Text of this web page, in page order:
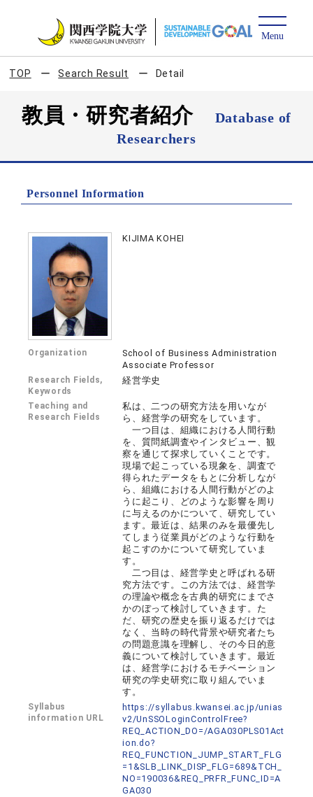
TOP Search Result Detail
教員・研究者紹介
Database of
Researchers
Personnel Information
KIJIMA KOHEI
Organization
School of Business Administration
Associate Professor
Research Fields,
Keywords
経営学史
Teaching and
Research Fields
私は、二つの研究方法を用いなが
ら、経営学の研究をしています。
一つ目は、組織における人間行動
を、質問紙調査やインタビュー、観
察を通じて探求していくことです。
現場で起こっている現象を、調査で
得られたデータをもとに分析しなが
ら、組織における人間行動がどのよ
うに起こり、どのような影響を周り
に与えるのかについて、研究してい
ます。最近は、結果のみを最優先し
てしまう従業員がどのような行動を
起こすのかについて研究していま
す。
二つ目は、経営学史と呼ばれる研
究方法です。この方法では、経営学
の理論や概念を古典的研究にまでさ
かのぼって検討していきます。た
だ、研究の歴史を振り返るだけでは
なく、当時の時代背景や研究者たち
の問題意識を理解し、その今日的意
義について検討していきます。最近
は、経営学におけるモチベーション
研究の学史研究に取り組んでいま
す。
Syllabus
information URL
https://syllabus.kwansei.ac.jp/unias
v2/UnSSOLoginControlFree?
REQ_ACTION_DO=/AGA030PLS01Act
ion.do?
REQ_FUNCTION_JUMP_START_FLG
=1&SLB_LINK_DISP_FLG=689&TCH_
NO=190036&REQ_PRFR_FUNC_ID=A
GA030